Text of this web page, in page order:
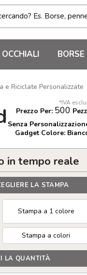
OCCHIALI
e Riciclate Personalizzate
*IVA
Prezzo Per: 500
Senza
Gadget Colore:
in tempo reale
LA STAMPA
Stampa a 1 colore
Stampa a colori
LA QUANTITÀ